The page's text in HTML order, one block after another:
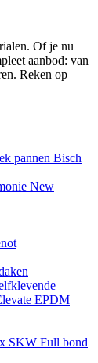
Of je nu
aanbod: van
Reken op
pannen Bisch
New
EPDM
SKW Full bond